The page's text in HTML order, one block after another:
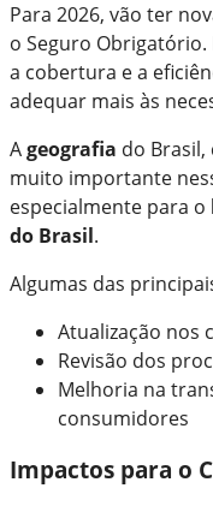
Para 2026, vão ter
o Seguro
a cobertura e a
adequar mais às
Ageografia do Brasil,
muito importante
especialmente para o
do Brasil.
Algumas das
Atualização nos
Revisão dos
Melhoria na
consumidores
Impactos para o